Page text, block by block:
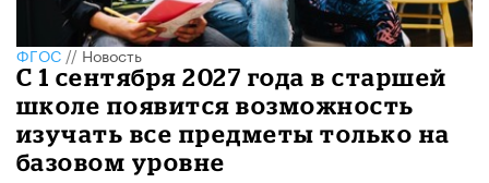
ФГОС//Новость
С 1 сентября 2027 года в старшей
школе появится возможность
изучать все предметы только на
базовом уровне